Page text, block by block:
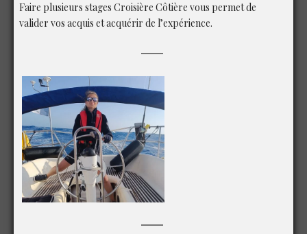
Faire plusieurs stages Croisière Côtière vous permet de
valider vos acquis et acquérir de l’expérience.